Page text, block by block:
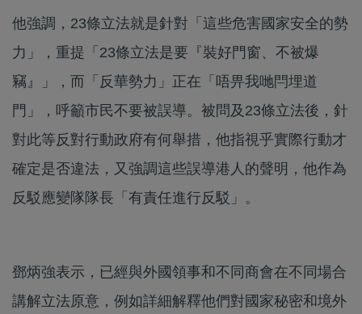
他強調，23條立法就是針對「這些危害國家安全的勢
力」，重提「23條立法是要『裝好門窗、不被爆
竊』」，而「反華勢力」正在「唔畀我哋閂埋道
門」，呼籲市民不要被誤導。被問及23條立法後，針
對此等反對行動政府有何舉措，他指視乎實際行動才
確定是否違法，又強調這些誤導港人的聲明，他作為
反駁應變隊隊長「有責任進行反駁」。
鄧炳強表示，已經與外國領事和不同商會在不同場合
講解立法原意，例如詳細解釋他們對國家秘密和境外